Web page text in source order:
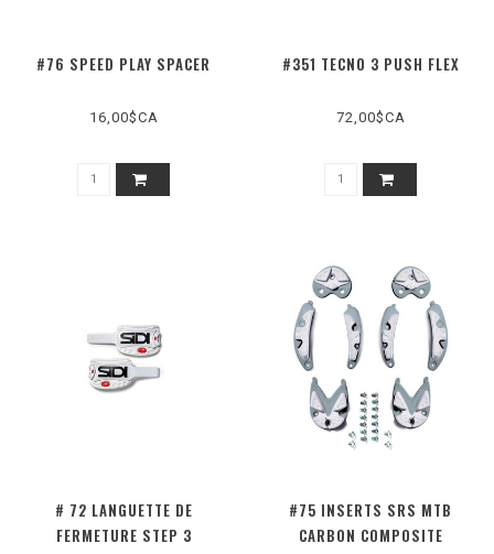
#76 SPEED PLAY SPACER
16,00$CA
#351 TECNO 3 PUSH FLEX
72,00$CA
# 72 LANGUETTE DE
FERMETURE STEP 3
#75 INSERTS SRS MTB
CARBON COMPOSITE